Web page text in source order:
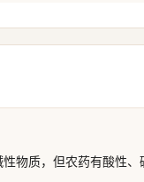
物质，但农药有酸性、